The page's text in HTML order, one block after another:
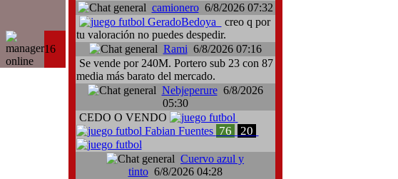
16
camionero6/8/2026 07:32
GeradoBedoya
creo q por
tu valoración no puedes despedir.
Rami 6/8/2026 07:16
Se vende por 240M. Portero sub 23 con 87
media más barato del mercado.
Nebjeperure6/8/2026
05:30
CEDO O VENDO
Fabian Fuentes 76 20
Cuervo azul y
tinto6/8/2026 04:28